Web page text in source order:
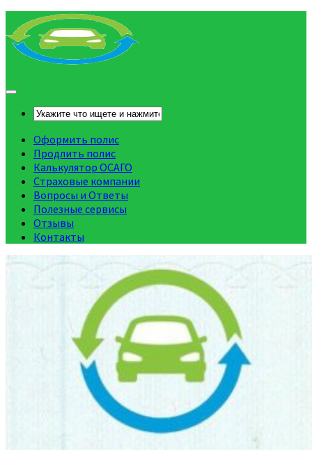
Оформить полис
Продлить полис
Калькулятор ОСАГО
Страховые компании
Вопросы и Ответы
Полезные сервисы
Отзывы
Контакты